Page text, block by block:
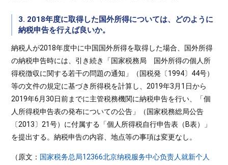
3. 2018年度に取得した国外所得については、どのように
納税申告を行えば良いか。
納税人が2018年度中に中国国外所得を取得した場合、国外所得
の納税申告時には、引き続き「国家税務局 国外所得の個人所
得税徴収に関する若干の問題の通知」（国税発〔1994〕44号）
等の文件の規定に基づき所得税を計算し、2019年3月1日から
2019年6月30日前までに主管税務機関に納税申告を行い、「個
人所得税申告表の発布についての公告」（国家税務総局公告
〔2013〕21号）に付属する「個人所得税自行申告表（B表）」
を提出する。納税申告の内容、地点等の事項は変更なし。
（原文： 国家税务总局12366北京纳税服务中心负责人就新个人